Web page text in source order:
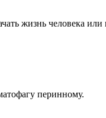
жизнь человека или
перинному.